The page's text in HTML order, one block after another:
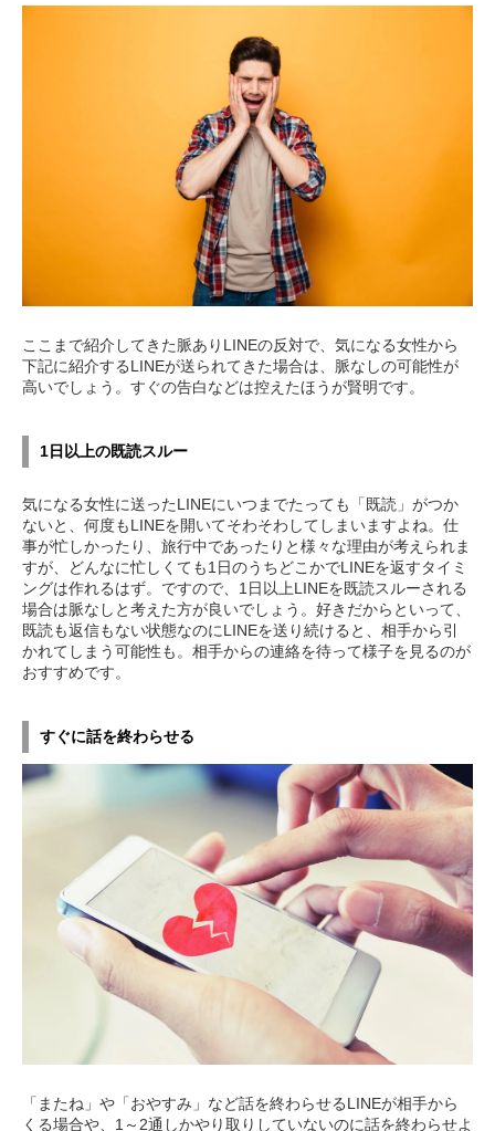
ここまで紹介してきた脈ありLINEの反対で、気になる女性から
下記に紹介するLINEが送られてきた場合は、脈なしの可能性が
高いでしょう。すぐの告白などは控えたほうが賢明です。
1日以上の既読スルー
気になる女性に送ったLINEにいつまでたっても「既読」がつか
ないと、何度もLINEを開いてそわそわしてしまいますよね。仕
事が忙しかったり、旅行中であったりと様々な理由が考えられま
すが、どんなに忙しくても1日のうちどこかでLINEを返すタイミ
ングは作れるはず。ですので、1日以上LINEを既読スルーされる
場合は脈なしと考えた方が良いでしょう。好きだからといって、
既読も返信もない状態なのにLINEを送り続けると、相手から引
かれてしまう可能性も。相手からの連絡を待って様子を見るのが
おすすめです。
すぐに話を終わらせる
「またね」や「おやすみ」など話を終わらせるLINEが相手から
くる場合や、1～2通しかやり取りしていないのに話を終わらせよ